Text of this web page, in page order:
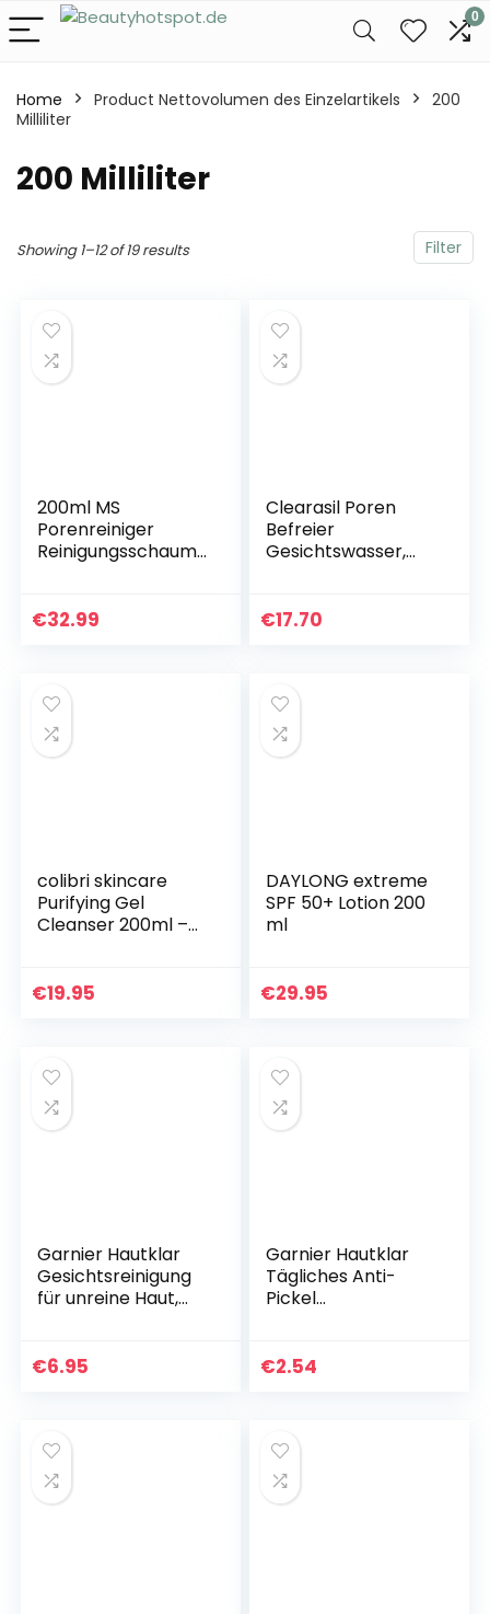
0
Home Product Nettovolumen des Einzelartikels
‎200
Milliliter
‎200 Milliliter
Filter
Showing 1–12 of 19 results
200ml MS
Porenreiniger
Reinigungsschaum
e. Vegane
€32.99
Clearasil Poren
Befreier
Gesichtswasser,
6er Pack (6 x 200
€17.70
colibri skincare
Purifying Gel
Cleanser 200ml –
Waschgel für das
€19.95
DAYLONG extreme
SPF 50+ Lotion 200
ml
€29.95
Garnier Hautklar
Gesichtsreinigung
für unreine Haut,
Zink, Tägliches
€6.95
Garnier Hautklar
Tägliches Anti-
Pickel
€2.54